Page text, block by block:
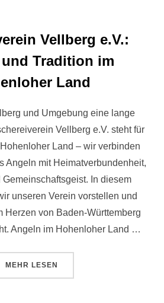
Vellberg e.V.:
Tradition im
Land
und Umgebung eine lange
Vellberg e.V. steht für
Land – wir verbinden
Angeln mit Heimatverbundenheit,
Gemeinschaftsgeist. In diesem
unseren Verein vorstellen und
Herzen von Baden-Württemberg
Angeln im Hohenloher Land …
MEHR LESEN